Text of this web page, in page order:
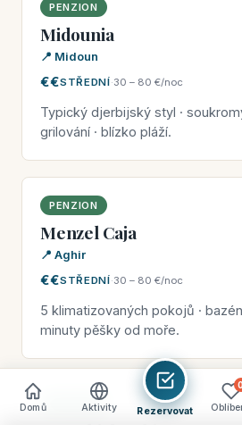
PENZION
Midounia
📍 Midoun
€€STŘEDNÍ·30 – 80 €/noc
Typický djerbijský styl ·
grilování · blízko pláží.
PENZION
Menzel Caja
📍 Aghir
€€STŘEDNÍ·30 – 80 €/noc
5 klimatizovaných pokojů ·
minuty pěšky od moře.
PENZION
Domů Aktivity Rezervovat
0